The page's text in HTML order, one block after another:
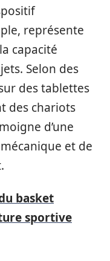
représente
capacité
Selon des
des tablettes
des chariots
d’une
et de
basket
sportive